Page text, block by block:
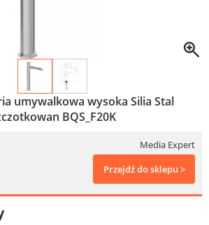
umywalkowa wysoka Silia Stal
BQS_F20K
Media Expert
Przejdź do sklepu >